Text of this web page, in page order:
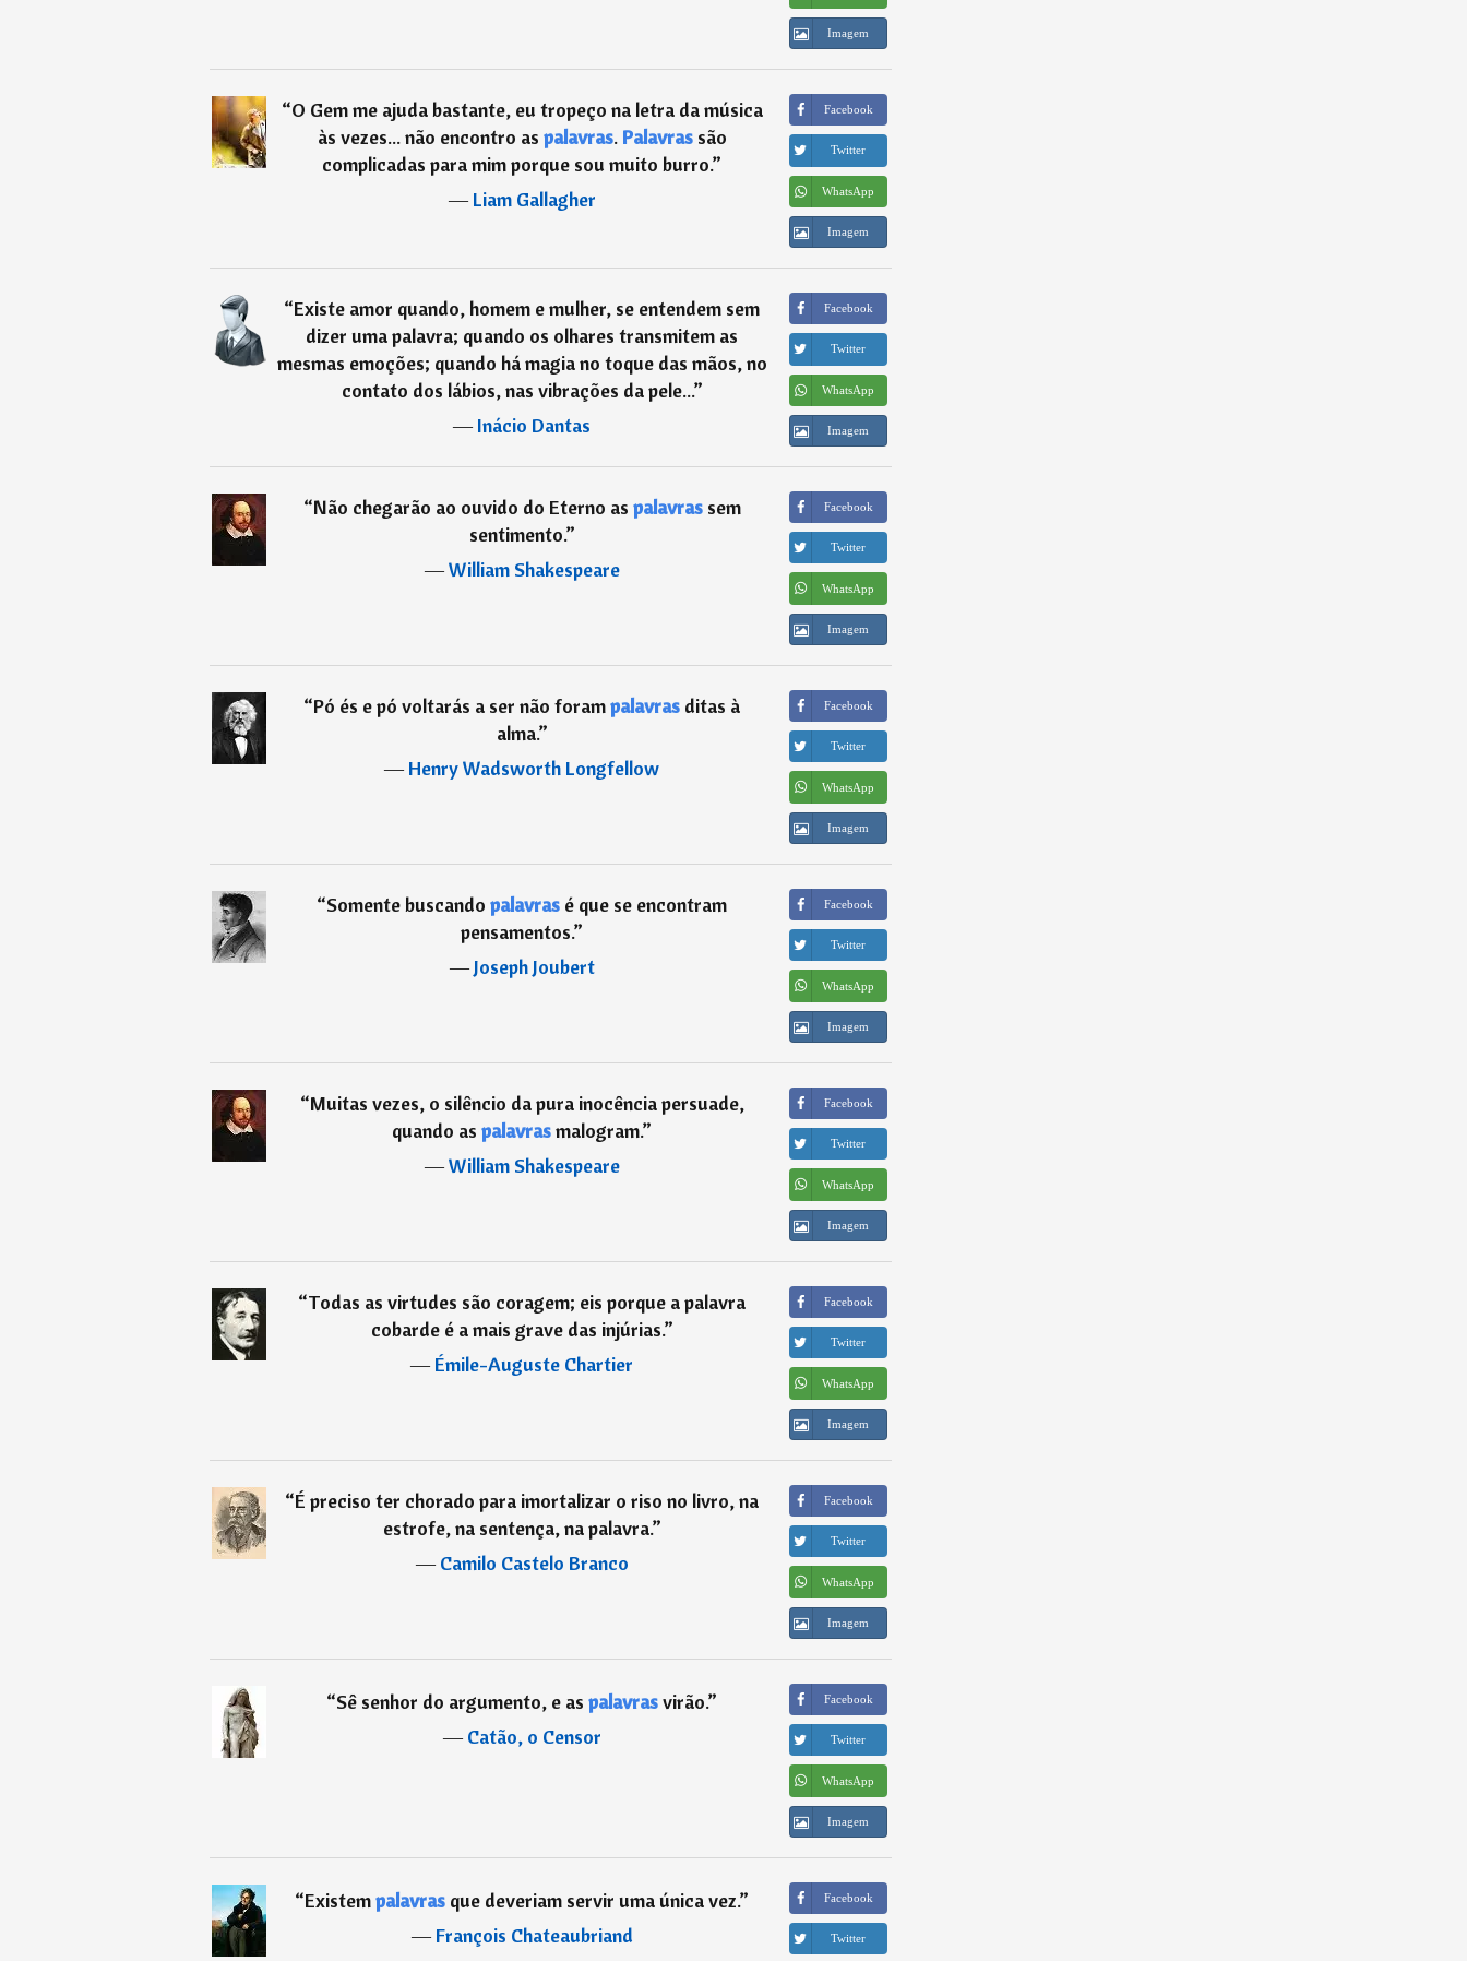
Imagem
“O Gem me ajuda bastante, eu tropeço na letra da música
às vezes... não encontro as palavras. Palavrassão
complicadas para mim porque sou muito burro.”
―Liam Gallagher
Facebook
Twitter
WhatsApp
Imagem
“Existe amor quando, homem e mulher, se entendem sem
dizer uma palavra; quando os olhares transmitem as
mesmas emoções; quando há magia no toque das mãos, no
contato dos lábios, nas vibrações da pele...”
―Inácio Dantas
Facebook
Twitter
WhatsApp
Imagem
“Não chegarão ao ouvido do Eterno as palavrassem
sentimento.”
―William Shakespeare
Facebook
Twitter
WhatsApp
Imagem
“Pó és e pó voltarás a ser não forampalavras ditas à
alma.”
―Henry Wadsworth Longfellow
Facebook
Twitter
WhatsApp
Imagem
“Somente buscando palavras é que se encontram
pensamentos.”
―Joseph Joubert
Facebook
Twitter
WhatsApp
Imagem
“Muitas vezes, o silêncio da pura inocência persuade,
quando as palavrasmalogram.”
―William Shakespeare
Facebook
Twitter
WhatsApp
Imagem
“Todas as virtudes são coragem; eis porque a palavra
cobarde é a mais grave das injúrias.”
―Émile-Auguste Chartier
Facebook
Twitter
WhatsApp
Imagem
“É preciso ter chorado para imortalizar o riso no livro, na
estrofe, na sentença, na palavra.”
―Camilo Castelo Branco
Facebook
Twitter
WhatsApp
Imagem
“Sê senhor do argumento, e as palavrasvirão.”
―Catão, o Censor
Facebook
Twitter
WhatsApp
Imagem
“Existempalavras que deveriam servir uma única vez.”
―François Chateaubriand
Facebook
Twitter